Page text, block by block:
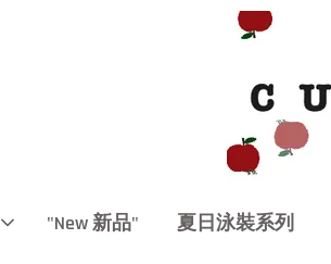
"New 新品" 夏日泳裝系列